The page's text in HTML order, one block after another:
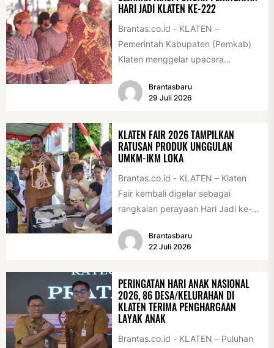
HARI JADI KLATEN KE-222
Brantas.co.id - KLATEN –
Pemerintah Kabupaten (Pemkab)
Klaten menggelar upacara
di Alun-alun Klaten, Selasa
(28/7/2026)....
Brantasbaru
29 Juli 2026
KLATEN FAIR 2026 TAMPILKAN
RATUSAN PRODUK UNGGULAN
UMKM-IKM LOKA
Brantas.co.id - KLATEN – Klaten
Fair kembali digelar sebagai
rangkaian perayaan Hari Jadi ke-
Acara ini digelar...
Brantasbaru
22 Juli 2026
PERINGATAN HARI ANAK NASIONAL
2026, 86 DESA/KELURAHAN DI
KLATEN TERIMA PENGHARGAAN
LAYAK ANAK
Brantas.co.id - KLATEN – Puluhan